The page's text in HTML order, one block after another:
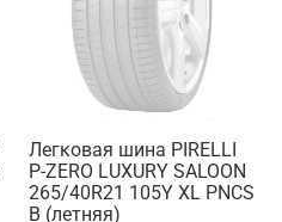
Легковая шина PIRELLI
P-ZERO LUXURY SALOON
265/40R21 105Y XL PNCS
B (летняя)